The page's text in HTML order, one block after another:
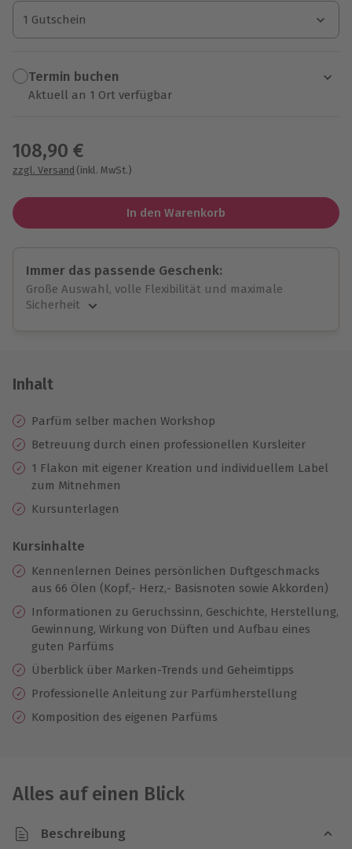
1 Gutschein
1 Gutschein
1 Gutschein
Termin buchen
Aktuell an 1 Ort verfügbar
108,90 €
zzgl. Versand (inkl. MwSt.)
In den Warenkorb
Immer das passende Geschenk:
Große Auswahl, volle Flexibilität und maximale
Sicherheit
Jeder Gutschein für alle Erlebnisse einlösbar.
10 Jahre gültig & verlängerbar.
Inhalt
Parfüm selber machen Workshop
Betreuung durch einen professionellen Kursleiter
1 Flakon mit eigener Kreation und individuellem Label
zum Mitnehmen
Kursunterlagen
Kursinhalte
Kennenlernen Deines persönlichen Duftgeschmacks
aus 66 Ölen (Kopf,- Herz,- Basisnoten sowie Akkorden)
Informationen zu Geruchssinn, Geschichte, Herstellung,
Gewinnung, Wirkung von Düften und Aufbau eines
guten Parfüms
Überblick über Marken-Trends und Geheimtipps
Professionelle Anleitung zur Parfümherstellung
Komposition des eigenen Parfüms
Alles auf einen Blick
Beschreibung